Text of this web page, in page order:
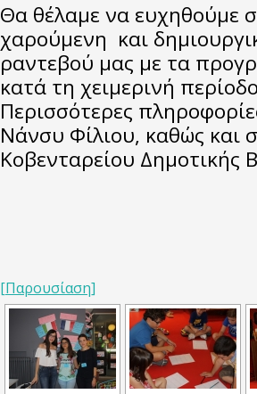
Θα θέλαμε να ευχηθούμε
χαρούμενη και
ραντεβού μας με τα
κατά τη χειμερινή
Περισσότερες
Νάνσυ Φίλιου, καθώς και
Κοβενταρείου Δημοτικής
[Παρουσίαση]